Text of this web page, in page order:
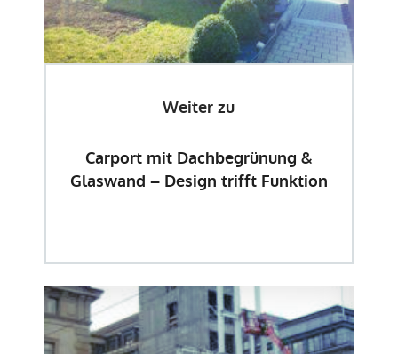
Weiter zu
Carport mit Dachbegrünung &
Glaswand – Design trifft Funktion